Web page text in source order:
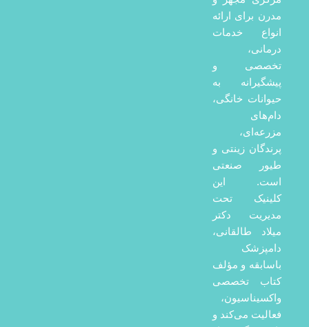
مدرن برای ارائه
انواع خدمات
درمانی،
تخصصی و
پیشگیرانه به
حیوانات خانگی،
دام‌های
مزرعه‌ای،
پرندگان زینتی و
طیور صنعتی
است. این
کلینیک تحت
مدیریت دکتر
میلاد طالقانی،
دامپزشک
باسابقه و مؤلف
کتاب تخصصی
واکسیناسیون،
فعالیت می‌کند و